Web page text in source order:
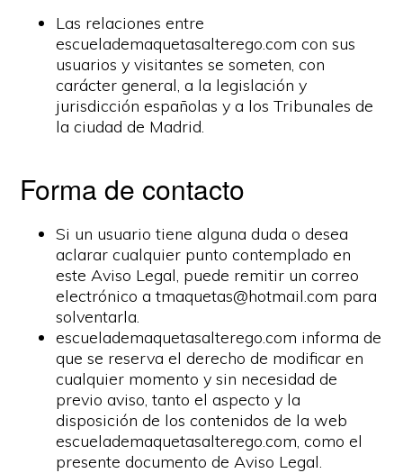
Las relaciones entre
escuelademaquetasalterego.com con sus
usuarios y visitantes se someten, con
carácter general, a la legislación y
jurisdicción españolas y a los Tribunales de
la ciudad de Madrid.
Forma de contacto
Si un usuario tiene alguna duda o desea
aclarar cualquier punto contemplado en
este Aviso Legal, puede remitir un correo
electrónico a tmaquetas@hotmail.com para
solventarla.
escuelademaquetasalterego.com informa de
que se reserva el derecho de modificar en
cualquier momento y sin necesidad de
previo aviso, tanto el aspecto y la
disposición de los contenidos de la web
escuelademaquetasalterego.com, como el
presente documento de Aviso Legal.